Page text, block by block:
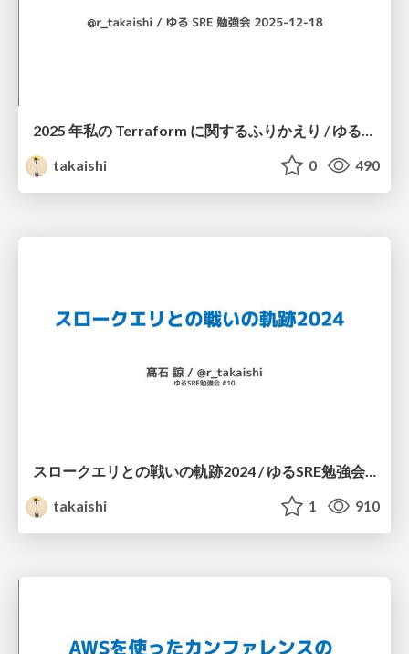
2025 年私の Terraform に関するふりかえり / ゆるSRE勉強会 #14
takaishi
0 490
takaishi
1 910